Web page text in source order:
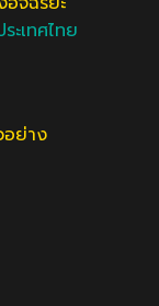
ะเทศไทย
อย่าง